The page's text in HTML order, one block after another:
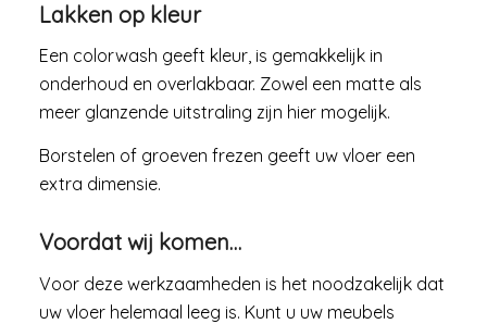
Lakken op kleur
Een colorwash geeft kleur, is gemakkelijk in
onderhoud en overlakbaar. Zowel een matte als
meer glanzende uitstraling zijn hier mogelijk.
Borstelen of groeven frezen geeft uw vloer een
extra dimensie.
Voordat wij komen…
Voor deze werkzaamheden is het noodzakelijk dat
uw vloer helemaal leeg is. Kunt u uw meubels